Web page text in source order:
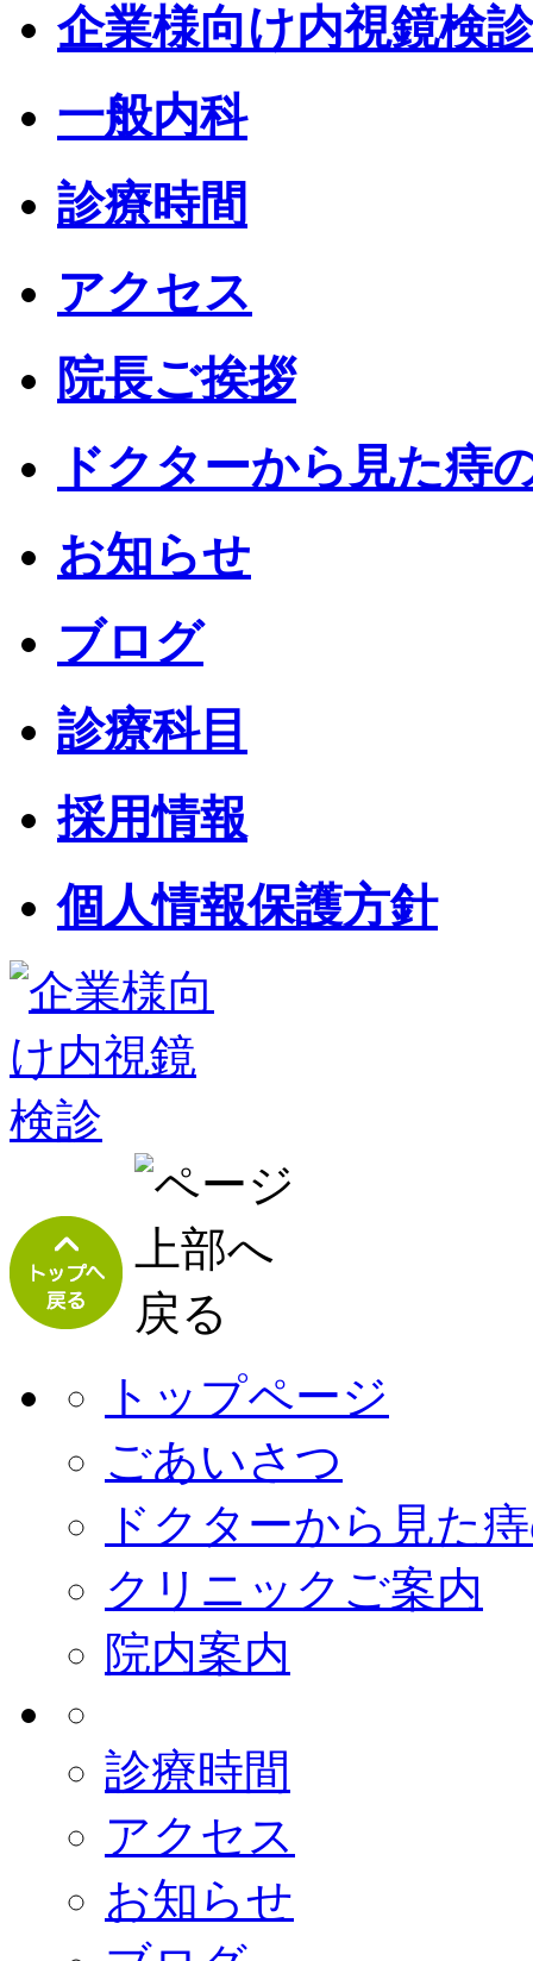
企業様向け内視鏡検診
一般内科
診療時間
アクセス
院長ご挨拶
ドクターから見た痔
お知らせ
ブログ
診療科目
採用情報
個人情報保護方針
トップページ
ごあいさつ
ドクターから見た
クリニックご案内
院内案内
診療時間
アクセス
お知らせ